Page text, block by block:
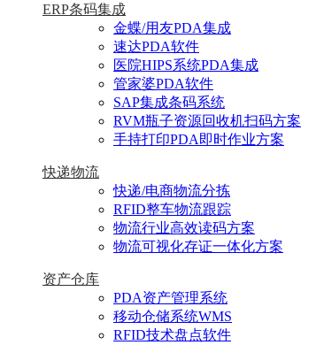
ERP条码集成
金蝶/用友PDA集成
速达PDA软件
医院HIPS系统PDA集成
管家婆PDA软件
SAP集成条码系统
RVM瓶子资源回收机扫码方案
手持打印PDA即时作业方案
快递物流
快递/电商物流分拣
RFID整车物流跟踪
物流行业高效读码方案
物流可视化存证一体化方案
资产仓库
PDA资产管理系统
移动仓储系统WMS
RFID技术盘点软件